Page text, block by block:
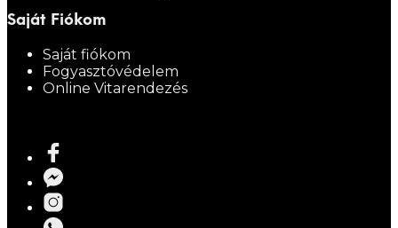
Saját Fiókom
Saját fiókom
Fogyasztóvédelem
Online Vitarendezés